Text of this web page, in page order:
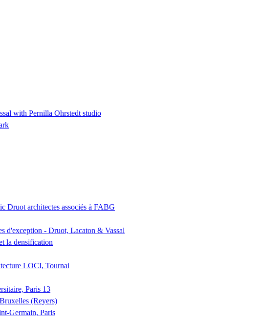
with Pernilla Ohrstedt studio
Druot architectes associés à FABG
d'exception - Druot, Lacaton & Vassal
la densification
LOCI, Tournai
Paris 13
(Reyers)
Germain, Paris